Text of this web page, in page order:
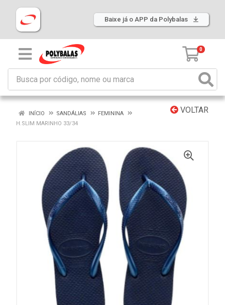
Baixe já o APP da Polybalas
0
VOLTAR
INÍCIO SANDÁLIAS
FEMININA
H.SLIM MARINHO 33/34